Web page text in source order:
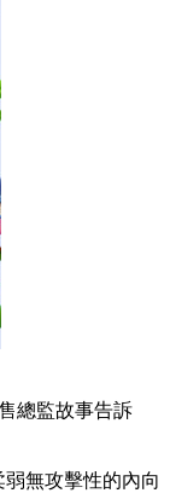
總監故事告訴
無攻擊性的內向